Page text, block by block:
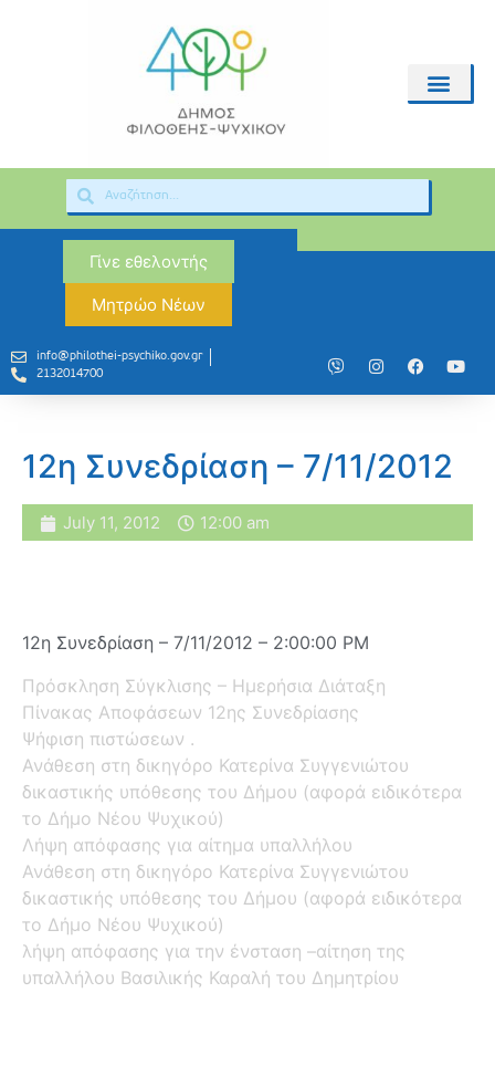
Γίνε εθελοντής
Μητρώο Νέων
info@philothei-psychiko.gov.gr
2132014700
12η Συνεδρίαση – 7/11/2012
July 11, 2012 12:00 am
12η Συνεδρίαση – 7/11/2012 – 2:00:00 PM
Πρόσκληση Σύγκλισης – Ημερήσια Διάταξη
Πίνακας Αποφάσεων 12ης Συνεδρίασης
Ψήφιση πιστώσεων .
Ανάθεση στη δικηγόρο Κατερίνα Συγγενιώτου
δικαστικής υπόθεσης του Δήμου (αφορά ειδικότερα
το Δήμο Νέου Ψυχικού)
Λήψη απόφασης για αίτημα υπαλλήλου
Ανάθεση στη δικηγόρο Κατερίνα Συγγενιώτου
δικαστικής υπόθεσης του Δήμου (αφορά ειδικότερα
το Δήμο Νέου Ψυχικού)
λήψη απόφασης για την ένσταση –αίτηση της
υπαλλήλου Βασιλικής Καραλή του Δημητρίου